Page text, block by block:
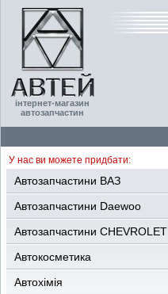
інтернет-магазин
автозапчастин
У нас ви можете придбати:
Автозапчастини ВАЗ
Автозапчастини Daewoo
Автозапчастини CHEVROLET
Автокосметика
Автохімія